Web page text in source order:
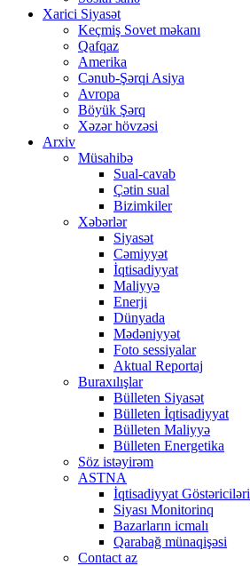
Xarici Siyasət
Keçmiş Sovet məkanı
Qafqaz
Amerika
Cənub-Şərqi Asiya
Avropa
Böyük Şərq
Xəzər hövzəsi
Arxiv
Müsahibə
Sual-cavab
Çətin sual
Bizimkiler
Xəbərlər
Siyasət
Cəmiyyət
İqtisadiyyat
Maliyyə
Enerji
Dünyada
Mədəniyyət
Foto sessiyalar
Aktual Reportaj
Buraxılışlar
Bülleten Siyasət
Bülleten İqtisadiyyat
Bülleten Maliyyə
Bülleten Energetika
Söz istəyirəm
ASTNA
İqtisadiyyat Göstəriciləri
Siyası Monitorinq
Bazarların icmalı
Qarabağ münaqişəsi
Contact az